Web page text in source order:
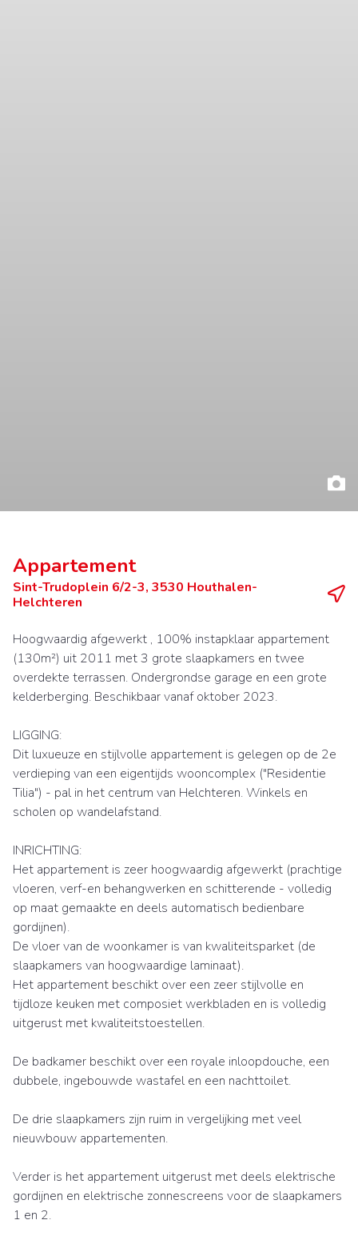
Appartement
Sint-Trudoplein 6/2-3, 3530 Houthalen-
Helchteren
Hoogwaardig afgewerkt , 100% instapklaar appartement
(130m²) uit 2011 met 3 grote slaapkamers en twee
overdekte terrassen. Ondergrondse garage en een grote
kelderberging. Beschikbaar vanaf oktober 2023.
LIGGING:
Dit luxueuze en stijlvolle appartement is gelegen op de 2e
verdieping van een eigentijds wooncomplex ("Residentie
Tilia") - pal in het centrum van Helchteren. Winkels en
scholen op wandelafstand.
INRICHTING:
Het appartement is zeer hoogwaardig afgewerkt (prachtige
vloeren, verf-en behangwerken en schitterende - volledig
op maat gemaakte en deels automatisch bedienbare
gordijnen).
De vloer van de woonkamer is van kwaliteitsparket (de
slaapkamers van hoogwaardige laminaat).
Het appartement beschikt over een zeer stijlvolle en
tijdloze keuken met composiet werkbladen en is volledig
uitgerust met kwaliteitstoestellen.
De badkamer beschikt over een royale inloopdouche, een
dubbele, ingebouwde wastafel en een nachttoilet.
De drie slaapkamers zijn ruim in vergelijking met veel
nieuwbouw appartementen.
Verder is het appartement uitgerust met deels elektrische
gordijnen en elektrische zonnescreens voor de slaapkamers
1 en 2.